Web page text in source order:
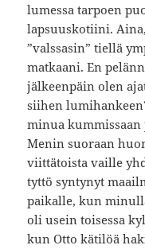
lumessa tarpoen
lapsuuskotiini.
”valssasin” tiellä
matkaani. En
jälkeenpäin olen
siihen
minua kummissaan
Menin suoraan
viittätoista vaille
tyttö syntynyt
paikalle, kun
oli usein toisessa
kun Otto kätilöä